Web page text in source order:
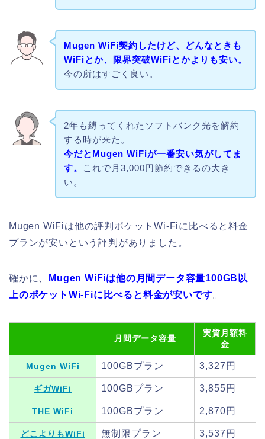
Mugen WiFi契約したけど、どんなときも
WiFiとか、限界突破WiFiとかよりも安い。
今の所はすごく良い。
2年も縛ってくれたソフトバンク光を解約
する時が来た。
今だとMugen WiFiが一番安い気がしてま
す。
これで月3,000円節約できるの大き
い。
Mugen WiFiは他の評判ポケットWi-Fiに比べると料金
プランが安いという評判がありました。
確かに、
Mugen WiFiは他の月間データ容量100GB以
上のポケットWi-Fiに比べると料金が安いです。
月間データ容量
実質月額料
金
Mugen WiFi 100GBプラン 3,327円
ギガWiFi 100GBプラン 3,855円
THE WiFi 100GBプラン 2,870円
どこよりもWiFi 無制限プラン 3,537円